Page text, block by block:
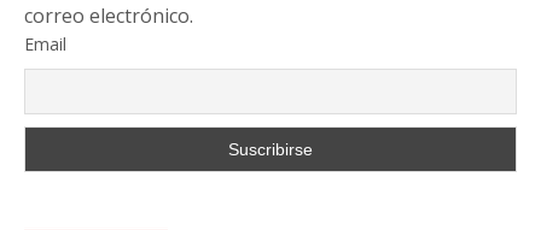
correo electrónico.
Email